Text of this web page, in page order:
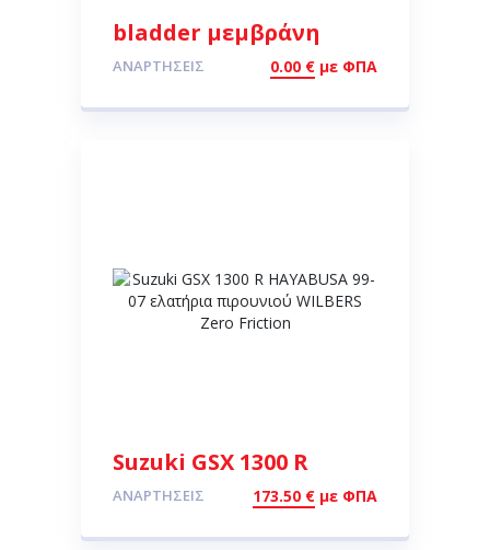
bladder μεμβράνη
φούσκα αζώτου WP
αμορτισέρ Lainer ΚΤΜ
Husqy GasGas
ΑΝΑΡΤΉΣΕΙΣ 0.00 € με ΦΠΑ
Suzuki GSX 1300 R
HAYABUSA 99-07
ελατήρια πιρουνιού
WILBERS Zero Friction
ΑΝΑΡΤΉΣΕΙΣ 173.50 € με ΦΠΑ